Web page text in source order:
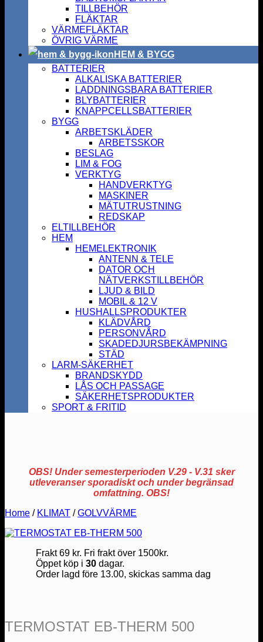
TILLBEHÖR
FLÄKTAR
VÄRMEFLÄKTAR
ÖVRIG VÄRME
HEM & BYGG
BATTERIER
ALKALISKA BATTERIER
LADDNINGSBARA BATTERIER
BLYBATTERIER
KNAPPCELLSBATTERIER
BYGG
ARBETSKLÄDER
ARBETSSKOR
BESLAG
LIM & FOG
VERKTYG
HANDVERKTYG
MASKINER
MÄTUTRUSTNING
REDSKAP
ELTILLBEHÖR
HEM
HEMELEKTRONIK
ANTENN & TELE
DATOR OCH
NÄTVERKSTILLBEHÖR
LJUD & BILD
MOBIL & 12 V
HUSHALLSPRODUKTER
KLÄDVÅRD
PERSONVÅRD
SKADEDJURSBEKÄMPNING
STÄD
LARM-SÄKERHET
BRANDSKYDD
LÅS OCH PASSAGE
SÄKERHETSPRODUKTER
SPORT & FRITID
OBS! Under semesterperioden V.29 - V.31 sker
utleveranser sporadiskt och under begränsad
omfattning. OBS!
Home / KLIMAT / GOLVVÄRME
Frakt 69 kr. Fri frakt över 1500kr.
Öppet köp i 30dagar.
Order lagd före 13.00, skickas samma dag
TERMOSTAT EB-THERM 500